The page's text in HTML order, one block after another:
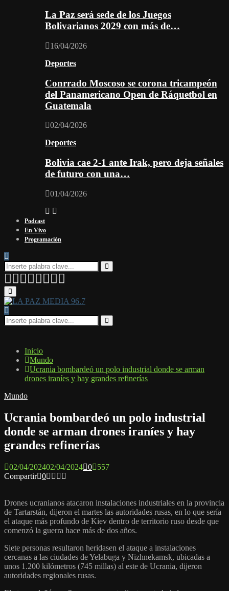
La Paz será sede de los Juegos
Bolivarianos 2029 con más de…
16/04/2026
Deportes
Conrrado Moscoso se corona tricampeón
del Panamericano Open de Ráquetbol en
Guatemala
02/04/2026
Deportes
Bolivia cae 2-1 ante Irak, pero deja señales
de futuro con una…
01/04/2026
Podcast
En Vivo
Programación
Search
for:
Search
Facebook
Twitter
Instagram
Youtube
Email
Twitch
Whatsapp
Primary
Menu
Search
for:
Search
Inicio
Mundo
Ucrania bombardeó un polo industrial donde se arman
drones iraníes y hay grandes refinerías
Mundo
Ucrania bombardeó un polo industrial
donde se arman drones iraníes y hay
grandes refinerías
02/04/202402/04/2024 0
557
Compartir 0
Drones ucranianos atacaron instalaciones industriales en la provincia
de Tartarstán, dijeron el martes las autoridades rusas, en lo que sería
el ataque más profundo de Kiev dentro de territorio ruso desde que
comenzó la guerra hace más de dos años.
Siete personas resultaron heridasen el ataque a instalaciones
cercanas a las ciudades de Yelabuga y Nizhnekamsk, ubicadas a
unos 1.200 kilómetros (745 millas) al este de Ucrania, dijeron
autoridades regionales rusas.